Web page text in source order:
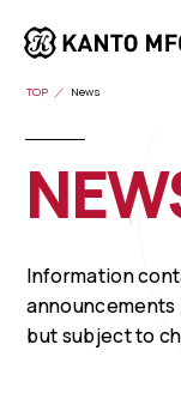
TOP News
Information
but subject to